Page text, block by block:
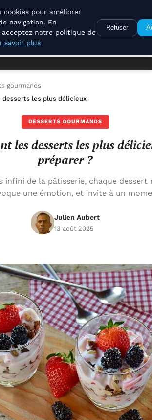
Des Terroirs
gourmands
les plus délicieux à préparer ?
DESSERTS GOURMANDS
les desserts les plus
préparer ?
infini de la pâtisserie, chaque dessert
une émotion, et invite à un
Julien Aubert
13 août 2025
cookies pour améliorer
navigation. En
acceptez notre politique de
savoir plus
Refuser